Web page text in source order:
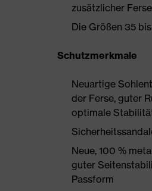
zusätzlicher
Die Größen 35
Schutzmerkmale
Neuartige
der Ferse, guter
optimale
Neue, 100 %
guter
Passform